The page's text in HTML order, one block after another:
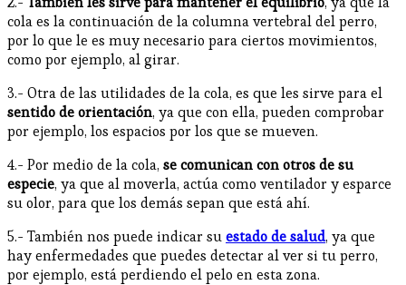
cola es la continuación de la columna vertebral del perro,
por lo que le es muy necesario para ciertos movimientos,
como por ejemplo, al girar.
3.- Otra de las utilidades de la cola, es que les sirve para el
sentido de orientación, ya que con ella, pueden comprobar
por ejemplo, los espacios por los que se mueven.
4.- Por medio de la cola, se comunican con otros de su
especie, ya que al moverla, actúa como ventilador y esparce
su olor, para que los demás sepan que está ahí.
5.- También nos puede indicar suestado de salud, ya que
hay enfermedades que puedes detectar al ver si tu perro,
por ejemplo, está perdiendo el pelo en esta zona.